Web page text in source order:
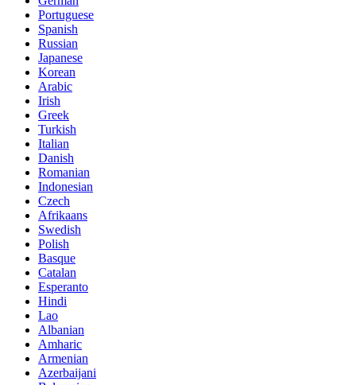
Portuguese
Spanish
Russian
Japanese
Korean
Arabic
Irish
Greek
Turkish
Italian
Danish
Romanian
Indonesian
Czech
Afrikaans
Swedish
Polish
Basque
Catalan
Esperanto
Hindi
Lao
Albanian
Amharic
Armenian
Azerbaijani